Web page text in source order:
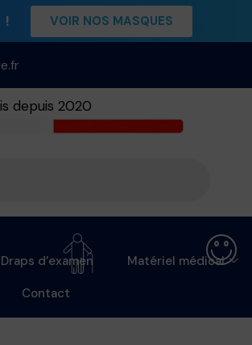
! VOIR NOS MASQUES
depuis 2020
Draps d’examen Matériel médical
Contact